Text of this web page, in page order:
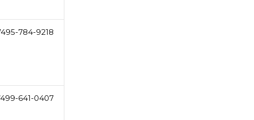
784-9218
641-0407